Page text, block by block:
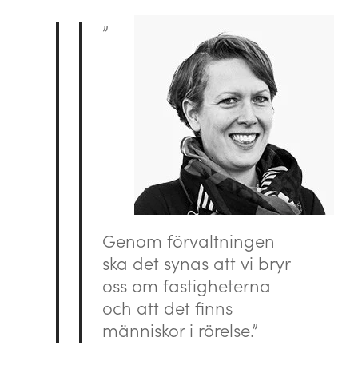
”
Genom förvaltningen
ska det synas att vi bryr
oss om fastigheterna
och att det finns
människor i rörelse.”